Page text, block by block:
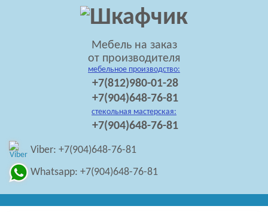
Мебель на заказ
от производителя
мебельное производство:
+7(812)980-01-28
+7(904)648-76-81
стекольная мастерская:
+7(904)648-76-81
Viber: +7(904)648-76-81
Whatsapp: +7(904)648-76-81